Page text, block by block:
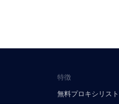
特徴
無料プロキシリスト